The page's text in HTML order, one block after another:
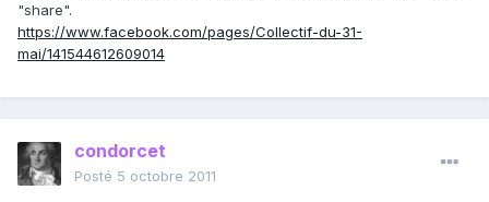
"share".
https://www.facebook.com/pages/Collectif-du-31-
mai/141544612609014
condorcet
Posté 5 octobre 2011